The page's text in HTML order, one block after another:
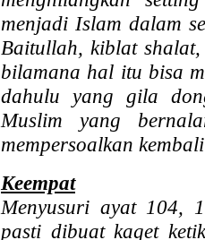
menjadi Islam dalam
Baitullah, kiblat
bilamana hal itu bisa
dahulu yang gila
Muslim yang
mempersoalkan
Keempat
Menyusuri ayat 104,
pasti dibuat kaget